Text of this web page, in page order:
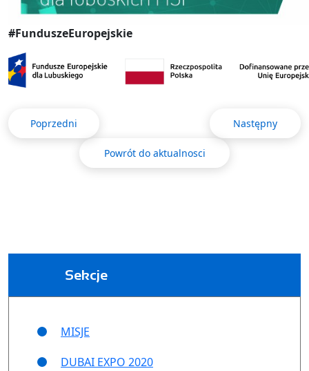
#FunduszeEuropejskie
Poprzedni Następny
Powrót do aktualnosci
Sekcje
MISJE
DUBAI EXPO 2020